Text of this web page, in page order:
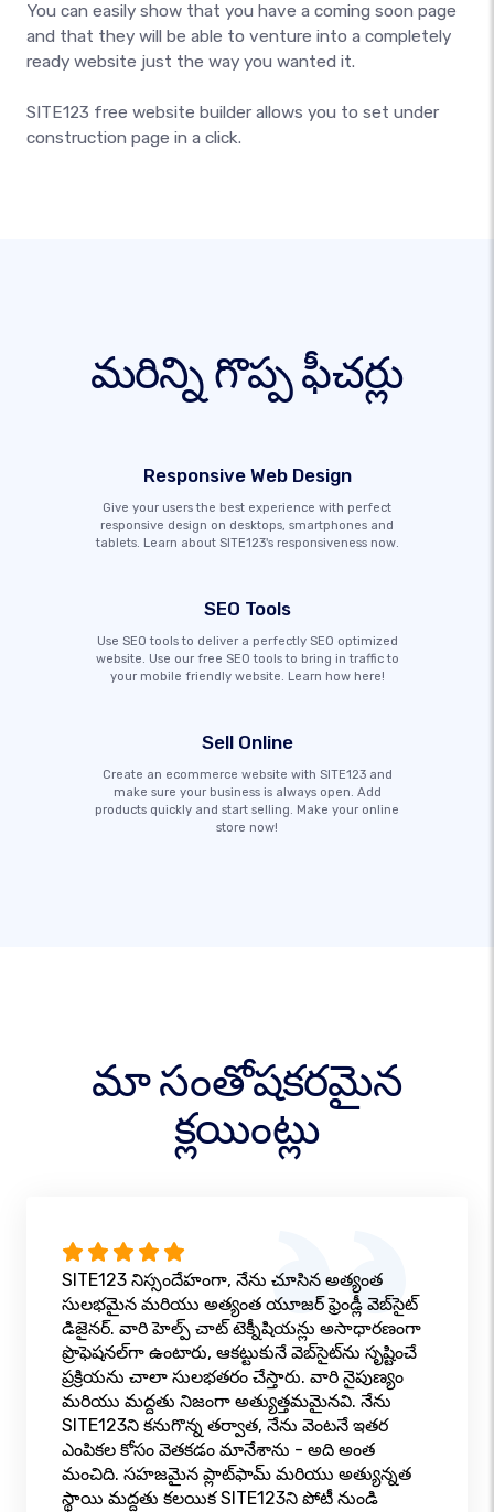
You can easily show that you have a coming soon page
and that they will be able to venture into a completely
ready website just the way you wanted it.
SITE123 free website builder allows you to set under
construction page in a click.
మరిన్ని గొప్ప ఫీచర్లు
Responsive Web Design
Give your users the best experience with perfect
responsive design on desktops, smartphones and
tablets. Learn about SITE123's responsiveness now.
SEO Tools
Use SEO tools to deliver a perfectly SEO optimized
website. Use our free SEO tools to bring in traffic to
your mobile friendly website. Learn how here!
Sell Online
Create an ecommerce website with SITE123 and
make sure your business is always open. Add
products quickly and start selling. Make your online
store now!
మా సంతోషకరమైన
క్లయింట్లు
SITE123 నిస్సందేహంగా, నేను చూసిన అత్యంత
సులభమైన మరియు అత్యంత యూజర్ ఫ్రెండ్లీ వెబ్‌సైట్
డిజైనర్. వారి హెల్ప్ చాట్ టెక్నీషియన్లు అసాధారణంగా
ప్రొఫెషనల్‌గా ఉంటారు, ఆకట్టుకునే వెబ్‌సైట్‌ను సృష్టించే
ప్రక్రియను చాలా సులభతరం చేస్తారు. వారి నైపుణ్యం
మరియు మద్దతు నిజంగా అత్యుత్తమమైనవి. నేను
SITE123ని కనుగొన్న తర్వాత, నేను వెంటనే ఇతర
ఎంపికల కోసం వెతకడం మానేశాను - అది అంత
మంచిది. సహజమైన ప్లాట్‌ఫామ్ మరియు అత్యున్నత
స్థాయి మద్దతు కలయిక SITE123ని పోటీ నుండి